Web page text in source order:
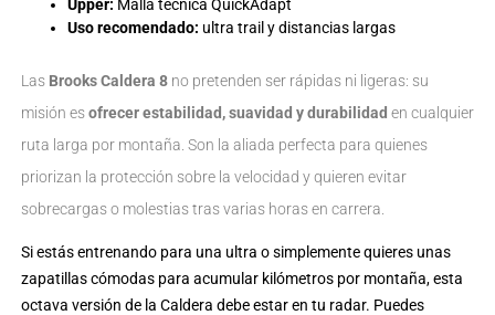
Upper: Malla técnica QuickAdapt
Uso recomendado: ultra trail y distancias largas
Las Brooks Caldera 8no pretenden ser rápidas ni ligeras: su
misión esofrecer estabilidad, suavidad y durabilidad en cualquier
ruta larga por montaña. Son la aliada perfecta para quienes
priorizan la protección sobre la velocidad y quieren evitar
sobrecargas o molestias tras varias horas en carrera.
Si estás entrenando para una ultra o simplemente quieres unas
zapatillas cómodas para acumular kilómetros por montaña, esta
octava versión de la Caldera debe estar en tu radar. Puedes